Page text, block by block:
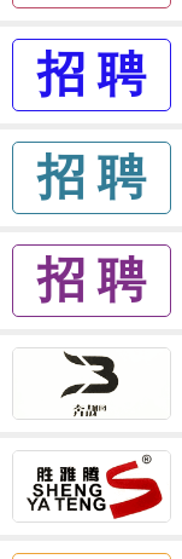
招 聘
招 聘
招 聘